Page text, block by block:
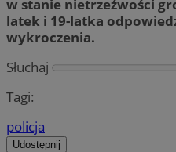
w stanie nietrzeźwości
latek i 19-latka
wykroczenia.
Słuchaj
Tagi:
policja
Udostępnij